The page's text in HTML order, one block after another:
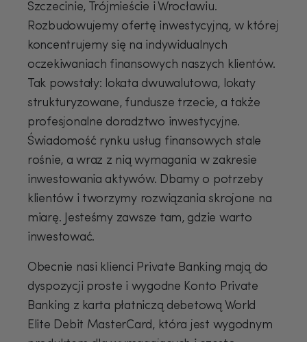
Szczecinie, Trójmieście i Wrocławiu.
Rozbudowujemy ofertę inwestycyjną, w której
koncentrujemy się na indywidualnych
oczekiwaniach finansowych naszych klientów.
Tak powstały: lokata dwuwalutowa, lokaty
strukturyzowane, fundusze trzecie, a także
profesjonalne doradztwo inwestycyjne.
Świadomość rynku usług finansowych stale
rośnie, a wraz z nią wymagania w zakresie
inwestowania aktywów. Dbamy o potrzeby
klientów i tworzymy rozwiązania skrojone na
miarę. Jesteśmy zawsze tam, gdzie warto
inwestować.
Obecnie nasi klienci Private Banking mają do
dyspozycji proste i wygodne Konto Private
Banking z karta płatniczą debetową World
Elite Debit MasterCard, która jest wygodnym